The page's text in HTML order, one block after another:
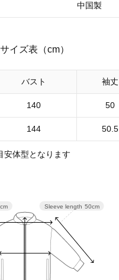
中国製
イズ表（cm）
バスト 袖丈
140 50
144 50.5
安体型となります
Sleeve length 50cm